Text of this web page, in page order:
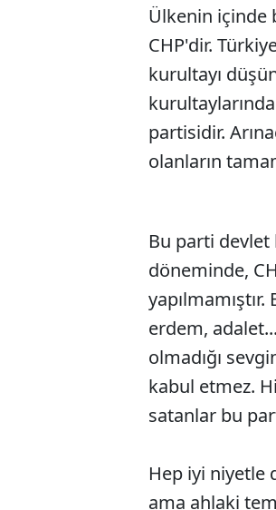
Ülkenin içinde
CHP'dir.
kurultayı
partisidir.
olanların
Bu parti
döneminde,
erdem,
olmadığı
kabul etmez.
satanlar bu
Hep iyi niyetle
ama ahlaki